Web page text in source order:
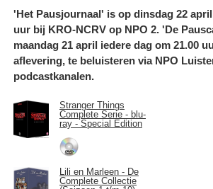
'Het Pausjournaal' is op dinsdag 22
uur bij KRO-NCRV op NPO 2. 'De
maandag 21 april iedere dag om 21.00
aflevering, te beluisteren via NPO
podcastkanalen.
Stranger Things
Complete Serie - blu-
ray - Special Edition
Lili en Marleen - De
Complete Collectie